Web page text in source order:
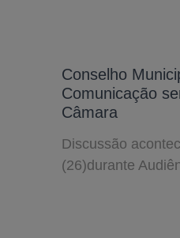
Conselho
Comunicação
Câmara
Discussão
(26)durante